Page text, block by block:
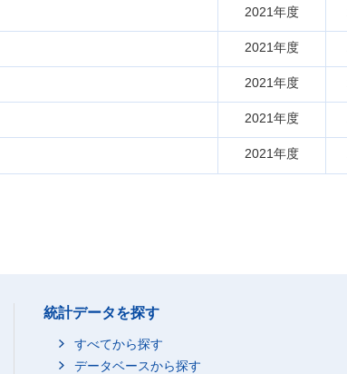
2021年度
2021年度
2021年度
2021年度
2021年度
統計データを探す
すべてから探す
データベースから探す